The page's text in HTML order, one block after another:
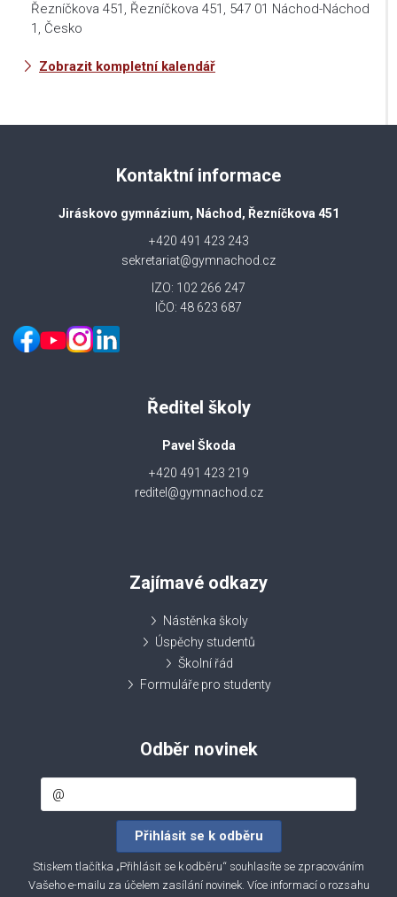
Řezníčkova 451, Řezníčkova 451, 547 01 Náchod-Náchod
1, Česko
Zobrazit kompletní kalendář
Kontaktní informace
Jiráskovo gymnázium, Náchod, Řezníčkova 451
+420 491 423 243
sekretariat@gymnachod.cz
IZO: 102 266 247
IČO: 48 623 687
Ředitel školy
Pavel Škoda
+420 491 423 219
reditel@gymnachod.cz
Zajímavé odkazy
Nástěnka školy
Úspěchy studentů
Školní řád
Formuláře pro studenty
Odběr novinek
Stiskem tlačítka „Přihlásit se k odběru“ souhlasíte se zpracováním
Vašeho e-mailu za účelem zasílání novinek. Více informací o rozsahu